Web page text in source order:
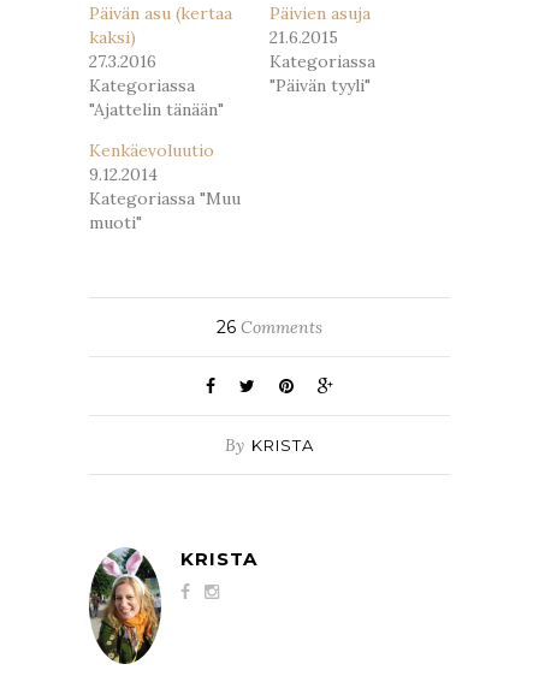
Päivän asu (kertaa
kaksi)
27.3.2016
Kategoriassa
"Ajattelin tänään"
Päivien asuja
21.6.2015
Kategoriassa
"Päivän tyyli"
Kenkäevoluutio
9.12.2014
Kategoriassa "Muu
muoti"
26 Comments
By KRISTA
KRISTA